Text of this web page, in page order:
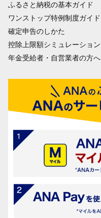
ふるさと納税の基本ガイド
ワンストップ特例制度ガイド
確定申告のしかた
控除上限額シミュレーション
年金受給者・自営業者の方へ